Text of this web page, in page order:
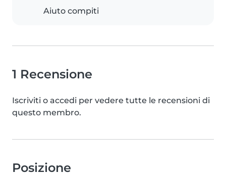
Aiuto compiti
1 Recensione
Iscriviti o accedi per vedere tutte le recensioni di
questo membro.
Posizione